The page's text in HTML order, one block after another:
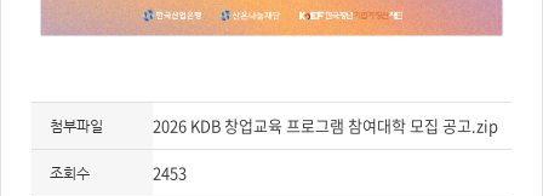
첨부파일 2026 KDB 창업교육 프로그램 참여대학 모집 공고.zip
조회수 2453